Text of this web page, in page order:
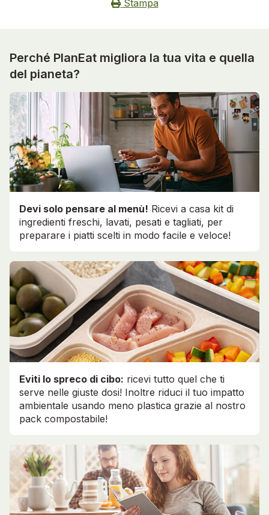
Stampa
Perché PlanEat migliora la tua vita e quella
del pianeta?
Devi solo pensare al menù! Ricevi a casa kit di
ingredienti freschi, lavati, pesati e tagliati, per
preparare i piatti scelti in modo facile e veloce!
Eviti lo spreco di cibo: ricevi tutto quel che ti
serve nelle giuste dosi! Inoltre riduci il tuo impatto
ambientale usando meno plastica grazie al nostro
pack compostabile!